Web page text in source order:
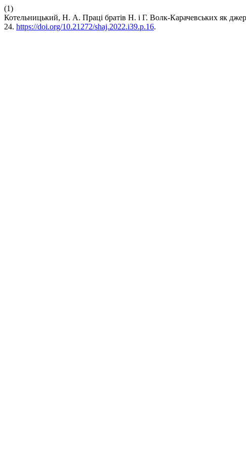
(1)
Котельницький, Н. А. Праці братів Н. і Г. Волк-Карачевських як
24. https://doi.org/10.21272/shaj.2022.i39.p.16.